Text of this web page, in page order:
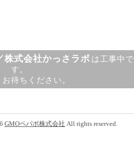
株式会社かっさラボ は工事中で
す。
お待ちください。
GMOペパボ株式会社 All rights reserved.